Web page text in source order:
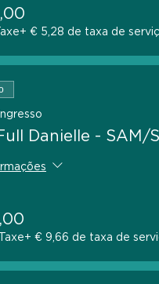
+ € 5,28 de taxa de
Danielle - SAM/
+ € 9,66 de taxa de